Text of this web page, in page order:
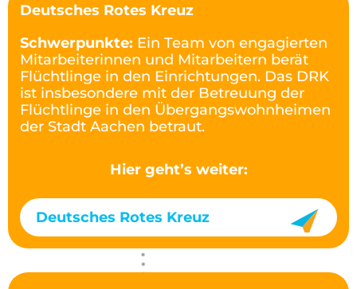
Deutsches Rotes Kreuz
Schwerpunkte: Ein Team von engagierten
Mitarbeiterinnen und Mitarbeitern berät
Flüchtlinge in den Einrichtungen. Das DRK
ist insbesondere mit der Betreuung der
Flüchtlinge in den Übergangswohnheimen
der Stadt Aachen betraut.
Hier geht’s weiter:
Deutsches Rotes Kreuz